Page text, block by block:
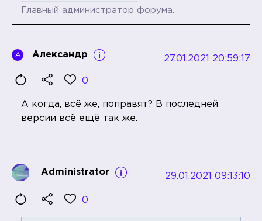
Главный администратор форума.
А Александр 27.01.2021 20:59:17
0
А когда, всё же, поправят? В последней
версии всё ещё так же.
Administrator 29.01.2021 09:13:10
0